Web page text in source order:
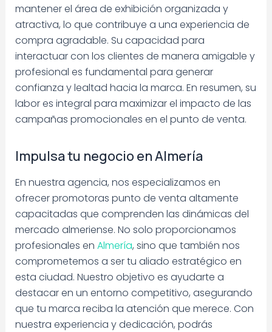
mantener el área de exhibición organizada y
atractiva, lo que contribuye a una experiencia de
compra agradable. Su capacidad para
interactuar con los clientes de manera amigable y
profesional es fundamental para generar
confianza y lealtad hacia la marca. En resumen, su
labor es integral para maximizar el impacto de las
campañas promocionales en el punto de venta.
Impulsa tu negocio en Almería
En nuestra agencia, nos especializamos en
ofrecer promotoras punto de venta altamente
capacitadas que comprenden las dinámicas del
mercado almeriense. No solo proporcionamos
profesionales en Almería, sino que también nos
comprometemos a ser tu aliado estratégico en
esta ciudad. Nuestro objetivo es ayudarte a
destacar en un entorno competitivo, asegurando
que tu marca reciba la atención que merece. Con
nuestra experiencia y dedicación, podrás